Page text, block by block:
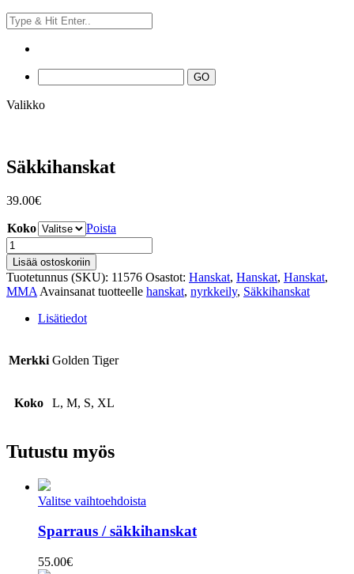
Valikko
Säkkihanskat
39.00€
Koko
Poista
Säkkihanskat
määrä
Lisää ostoskoriin
Tuotetunnus (SKU): 11576 Osastot: Hanskat, Hanskat, Hanskat,
MMA Avainsanat tuotteelle hanskat, nyrkkeily, Säkkihanskat
Lisätiedot
Merkki Golden Tiger
Koko L, M, S, XL
Tutustu myös
Valitse vaihtoehdoista
Sparraus / säkkihanskat
55.00€